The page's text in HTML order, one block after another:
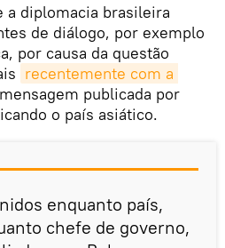
a diplomacia brasileira
de diálogo, por exemplo
por causa da questão
recentemente com a
publicada por
o país asiático.
enquanto país,
chefe de governo,